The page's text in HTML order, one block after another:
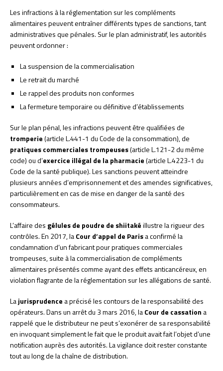
Les infractions à la réglementation sur les compléments
alimentaires peuvent entraîner différents types de sanctions, tant
administratives que pénales. Sur le plan administratif, les autorités
peuvent ordonner :
La suspension de la commercialisation
Le retrait du marché
Le rappel des produits non conformes
La fermeture temporaire ou définitive d’établissements
Sur le plan pénal, les infractions peuvent être qualifiées de
tromperie(article L.441-1 du Code de la consommation), de
pratiques commerciales trompeuses(article L.121-2 du même
code) ou d’exercice illégal de la pharmacie(article L.4223-1 du
Code de la santé publique). Les sanctions peuvent atteindre
plusieurs années d’emprisonnement et des amendes significatives,
particulièrement en cas de mise en danger de la santé des
consommateurs.
L’affaire des gélules de poudre de shiitakéillustre la rigueur des
contrôles. En 2017, laCour d’appel de Parisa confirmé la
condamnation d’un fabricant pour pratiques commerciales
trompeuses, suite à la commercialisation de compléments
alimentaires présentés comme ayant des effets anticancéreux, en
violation flagrante de la réglementation sur les allégations de santé.
Lajurisprudence a précisé les contours de la responsabilité des
opérateurs. Dans un arrêt du 3 mars 2016, laCour de cassation a
rappelé que le distributeur ne peut s’exonérer de sa responsabilité
en invoquant simplement le fait que le produit avait fait l’objet d’une
notification auprès des autorités. La vigilance doit rester constante
tout au long de la chaîne de distribution.